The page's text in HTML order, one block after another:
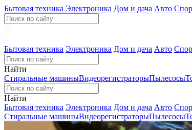
Бытовая техника Электроника Дом и дача Авто
Бытовая техника Электроника Дом и дача Авто
Найти
Стиральные машиныВидеорегистраторыПылесосы
Найти
Бытовая техника Электроника Дом и дача Авто
Стиральные машиныВидеорегистраторыПылесосы